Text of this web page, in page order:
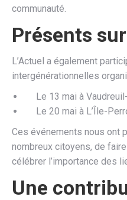
communauté.
Présents
L’Actuel a également
intergénérationnelles
Le 13 mai à
Le 20 mai à L’Île-
Ces événements nous ont
nombreux citoyens, de
célébrer l’importance des
Une